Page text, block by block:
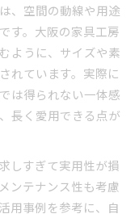
、空間の動線や用途
す。大阪の家具工房
ように、サイズや素
れています。実際に
は得られない一体感
長く愛用できる点が
しすぎて実用性が損
ンテナンス性も考慮
用事例を参考に、自